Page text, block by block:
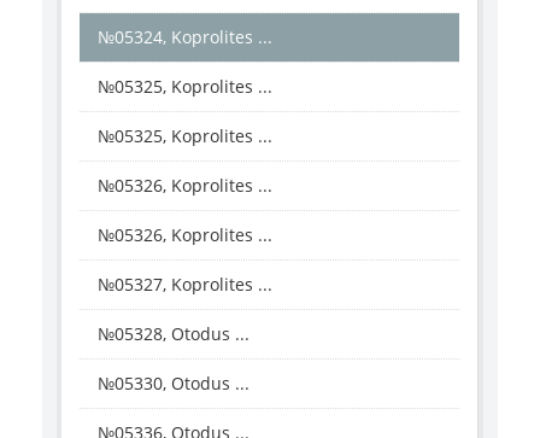
№05324, Koprolites ...
№05325, Koprolites ...
№05325, Koprolites ...
№05326, Koprolites ...
№05326, Koprolites ...
№05327, Koprolites ...
№05328, Otodus ...
№05330, Otodus ...
№05336, Otodus ...